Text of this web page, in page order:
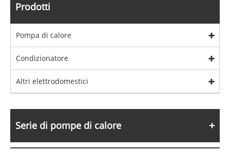
Prodotti
Pompa di calore
Condizionatore
Altri elettrodomestici
Serie di pompe di calore